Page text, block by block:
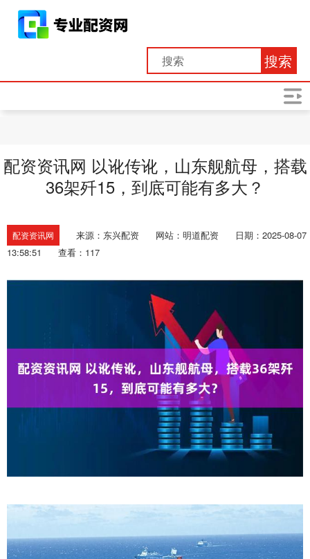
搜索
配资资讯网 以讹传讹，山东舰航母，搭载
36架歼15，到底可能有多大？
配资资讯网 来源：东兴配资 网站：明道配资
日期：2025-08-07
13:58:51
查看：117